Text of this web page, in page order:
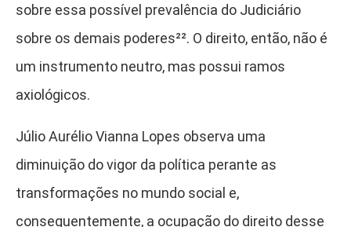
sobre essa possível prevalência do Judiciário
sobre os demais poderes²². O direito, então, não é
um instrumento neutro, mas possui ramos
axiológicos.
Júlio Aurélio Vianna Lopes observa uma
diminuição do vigor da política perante as
transformações no mundo social e,
consequentemente, a ocupação do direito desse